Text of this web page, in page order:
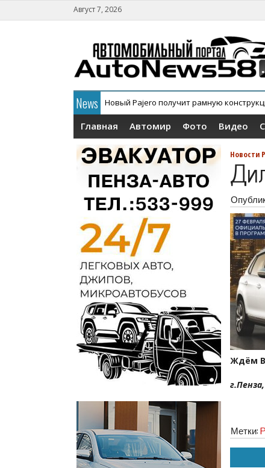
Август 7, 2026
News Новый Pajero получит рамную
Главная Автомир Фото Видео
Новости
Ждём
Метки: